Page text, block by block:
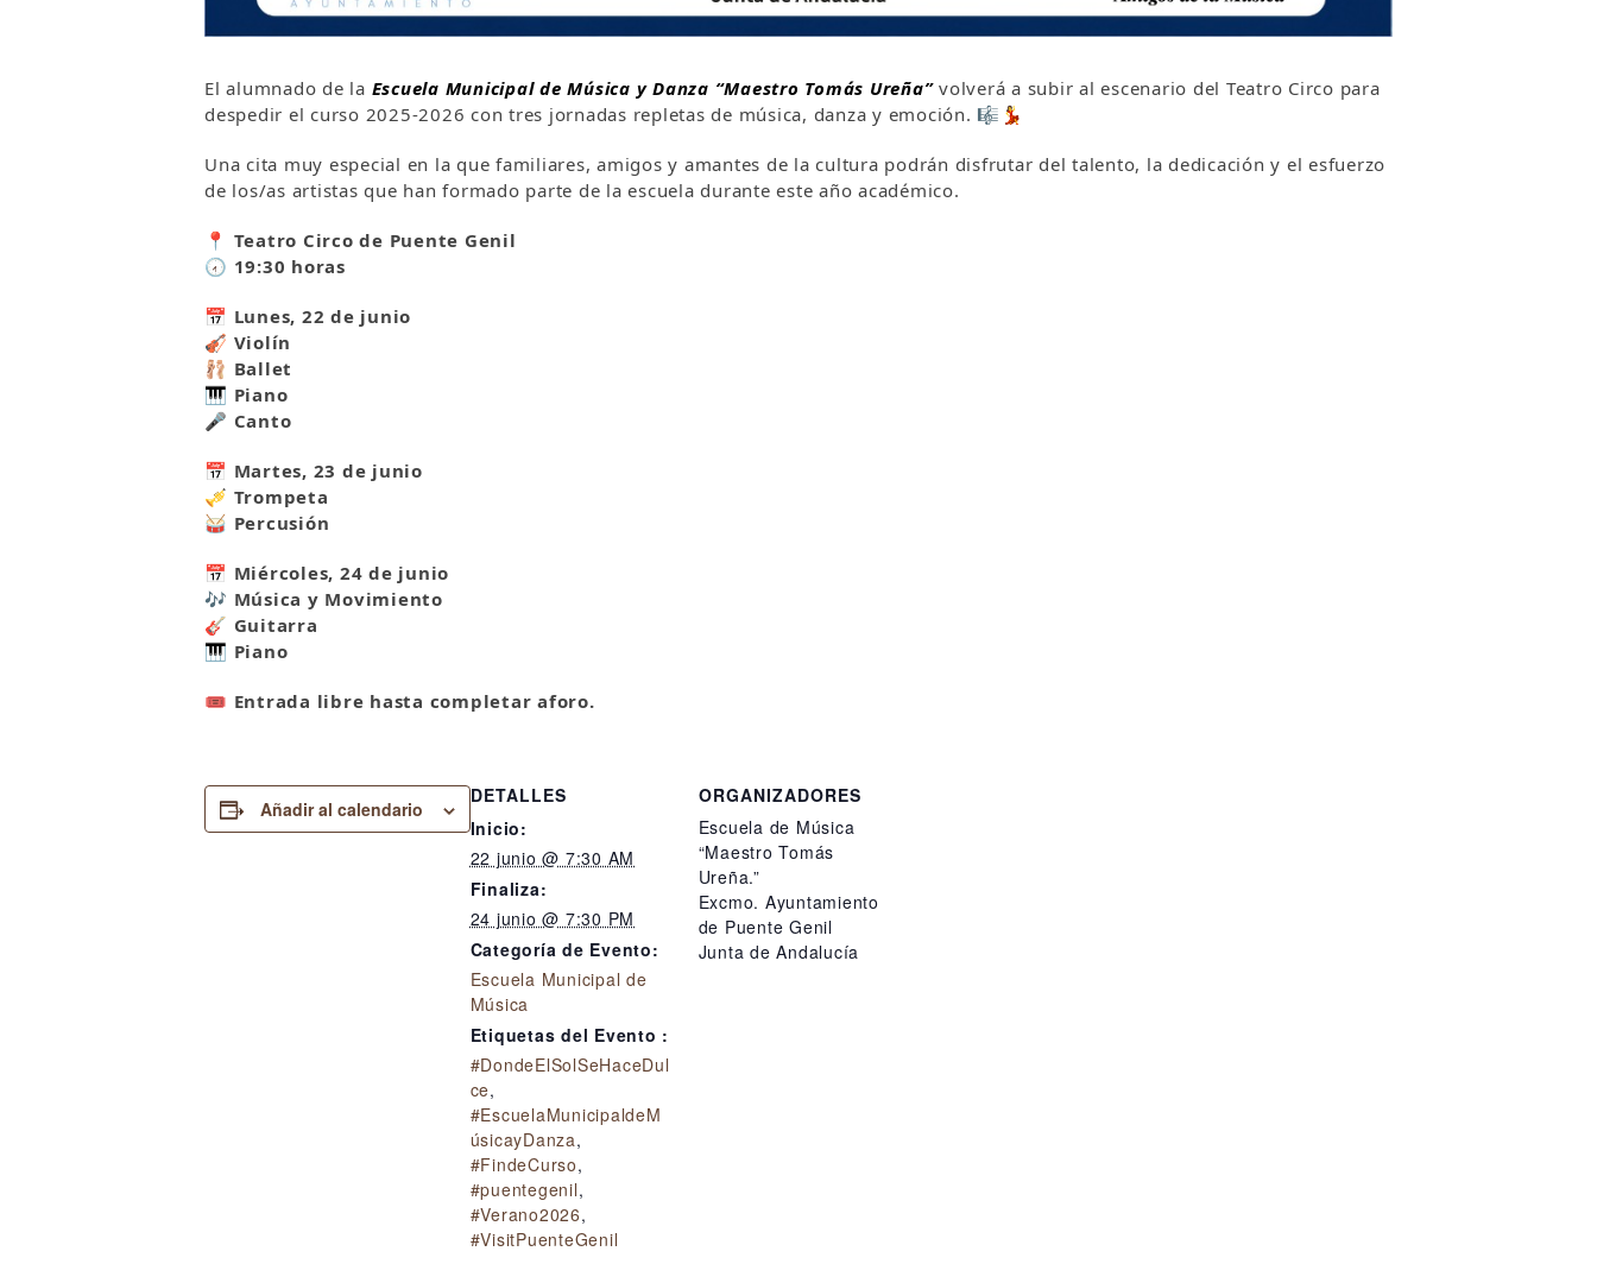
El alumnado de la Escuela Municipal de Música y Danza “Maestro Tomás Ureña”volverá a subir al escenario del Teatro Circo para
despedir el curso 2025-2026 con tres jornadas repletas de música, danza y emoción. 🎼💃
Una cita muy especial en la que familiares, amigos y amantes de la cultura podrán disfrutar del talento, la dedicación y el esfuerzo
de los/as artistas que han formado parte de la escuela durante este año académico.
📍 Teatro Circo de Puente Genil
🕢 19:30 horas
📅 Lunes, 22 de junio
🎻 Violín
🩰 Ballet
🎹 Piano
🎤 Canto
📅 Martes, 23 de junio
🎺 Trompeta
🥁 Percusión
📅 Miércoles, 24 de junio
🎶 Música y Movimiento
🎸 Guitarra
🎹 Piano
🎟️ Entrada libre hasta completar aforo.
Añadir al calendario
DETALLES
Inicio:
22 junio @ 7:30 AM
Finaliza:
24 junio @ 7:30 PM
Categoría de Evento:
Escuela Municipal de
Música
Etiquetas del Evento :
#DondeElSolSeHaceDul
ce,
#EscuelaMunicipaldeM
úsicayDanza,
#FindeCurso,
#puentegenil,
#Verano2026,
#VisitPuenteGenil
ORGANIZADORES
Escuela de Música
“Maestro Tomás
Ureña.”
Excmo. Ayuntamiento
de Puente Genil
Junta de Andalucía